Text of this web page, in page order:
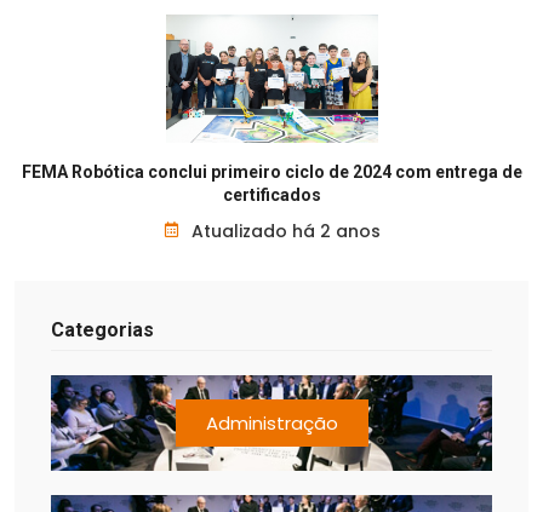
FEMA Robótica conclui primeiro ciclo de 2024 com entrega de
certificados
Atualizado há 2 anos
Categorias
Administração